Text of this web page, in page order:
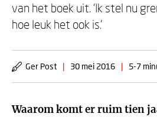
van het boek uit. ‘Ik stel nu
hoe leuk het ook is.’
Ger Post | 30 mei 2016 | 5-7
Waarom komt er ruim tien